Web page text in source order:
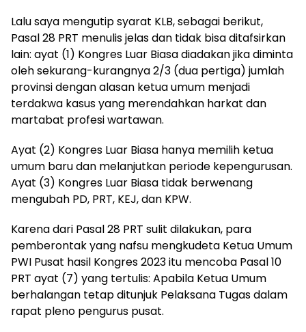
Lalu saya mengutip syarat KLB, sebagai berikut,
Pasal 28 PRT menulis jelas dan tidak bisa ditafsirkan
lain: ayat (1) Kongres Luar Biasa diadakan jika diminta
oleh sekurang-kurangnya 2/3 (dua pertiga) jumlah
provinsi dengan alasan ketua umum menjadi
terdakwa kasus yang merendahkan harkat dan
martabat profesi wartawan.
Ayat (2) Kongres Luar Biasa hanya memilih ketua
umum baru dan melanjutkan periode kepengurusan.
Ayat (3) Kongres Luar Biasa tidak berwenang
mengubah PD, PRT, KEJ, dan KPW.
Karena dari Pasal 28 PRT sulit dilakukan, para
pemberontak yang nafsu mengkudeta Ketua Umum
PWI Pusat hasil Kongres 2023 itu mencoba Pasal 10
PRT ayat (7) yang tertulis: Apabila Ketua Umum
berhalangan tetap ditunjuk Pelaksana Tugas dalam
rapat pleno pengurus pusat.